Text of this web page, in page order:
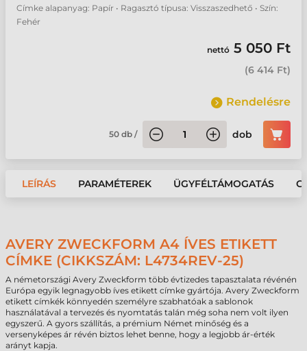
Címke alapanyag: Papír • Ragasztó típusa: Visszaszedhető • Szín:
Fehér
nettó 5 050 Ft
(6 414 Ft)
Rendelésre
50 db / dob
LEÍRÁS PARAMÉTEREK ÜGYFÉLTÁMOGATÁS
AVERY ZWECKFORM A4 ÍVES ETIKETT
CÍMKE (CIKKSZÁM: L4734REV-25)
A németországi Avery Zweckform több évtizedes tapasztalata révénén
Európa egyik legnagyobb íves etikett címke gyártója. Avery Zweckform
etikett címkék könnyedén személyre szabhatóak a sablonok
használatával a tervezés és nyomtatás talán még soha nem volt ilyen
egyszerű. A gyors szállítás, a prémium Német minőség és a
versenyképes ár révén biztos lehet benne, hogy a legjobb ár-érték
arányt kapja.